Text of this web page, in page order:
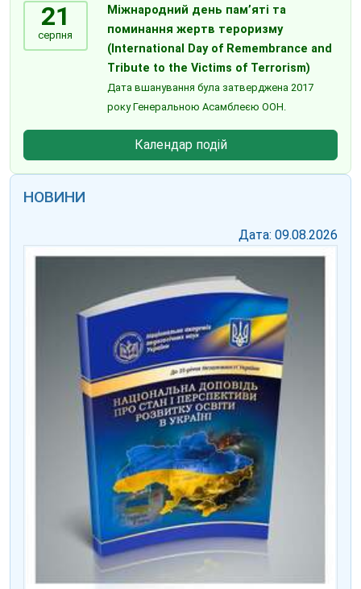
21
серпня
Міжнародний день пам’яті та
поминання жертв тероризму
(International Day of Remembrance and
Tribute to the Victims of Terrorism)
Дата вшанування була затверджена 2017
року Генеральною Асамблеєю ООН.
Календар подій
НОВИНИ
Дата: 09.08.2026